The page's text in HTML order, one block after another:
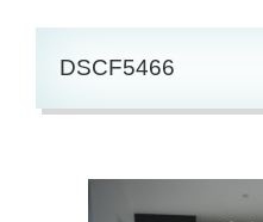
DSCF5466